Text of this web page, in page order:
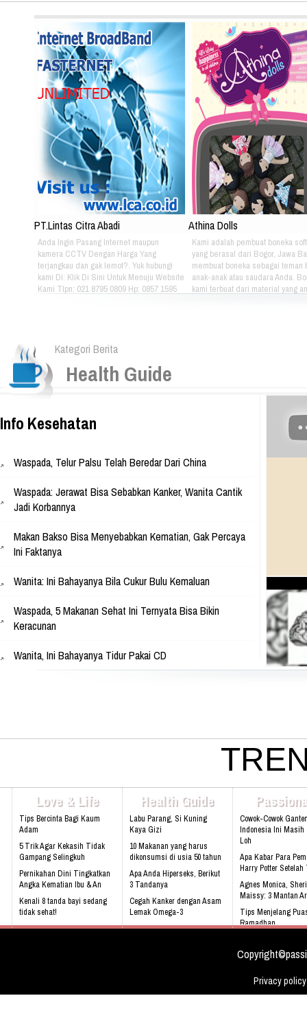
PT.Lintas Citra Abadi
Anda Ingin Pasang Internet maupun
kamera CCTV Dengan Harga Yang
terjangkau dan gak lemot?. Yuk hubungi
kami Di: Klik Di Sini Untuk Menuju Website
Kami Tlpn: 021 8795 0809 Hp: 0857 1595
Athina Dolls
Kami adalah pembuat boneka
yang berasal dari Bogor, Jawa
membuat boneka sebagai teman
anak-anak atau saudara Anda.
kami terbuat dari material yang
Park, Jl. Raya Babakan Madang
www.athinadolls.com We Bring
To All Children !! Cinta Batik
Ku Indonesia !! Klik Di Sini
Kategori Berita
Health Guide
Info Kesehatan
Waspada, Telur Palsu Telah Beredar Dari China
Waspada: Jerawat Bisa Sebabkan Kanker, Wanita Cantik
Jadi Korbannya
Makan Bakso Bisa Menyebabkan Kematian, Gak Percaya
Ini Faktanya
Wanita: Ini Bahayanya Bila Cukur Bulu Kemaluan
Waspada, 5 Makanan Sehat Ini Ternyata Bisa Bikin
Keracunan
Wanita, Ini Bahayanya Tidur Pakai CD
Wow, Ukuran MR P Bisa Diperbesar Dengan Teh Basi
Bahaya, Inilah Bahan Saus Tomat Murah, Bikin Merinding
Love & Life
Tips Bercinta Bagi Kaum
Adam
5 Trik Agar Kekasih Tidak
Gampang Selingkuh
Pernikahan Dini Tingkatkan
Angka Kematian Ibu & An
Kenali 8 tanda bayi sedang
tidak sehat!
Sering Mengalami Mimpi
Health Guide
Labu Parang, Si Kuning
Kaya Gizi
10 Makanan yang harus
dikonsumsi di usia 50 tahun
Apa Anda Hiperseks, Berikut
3 Tandanya
Cegah Kanker dengan Asam
Lemak Omega-3
Bahaya Mendengkur
Cowok-Cowok
Indonesia Ini Masih
Loh
Apa Kabar Para
Harry Potter Setelah
Agnes Monica,
Maissy: 3 Mantan
Tips Menjelang
Ramadhan
Love Indonesia
Privacy policy